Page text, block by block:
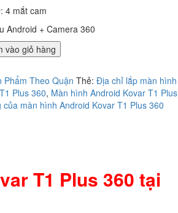
4 mắt cam
Android + Camera 360
vào giỏ hàng
Phẩm Theo Quận Thẻ: Địa chỉ lắp màn hình
Plus 360, Màn hình Android Kovar T1 Plus
của màn hình Android Kovar T1 Plus 360
T1 Plus 360 tại